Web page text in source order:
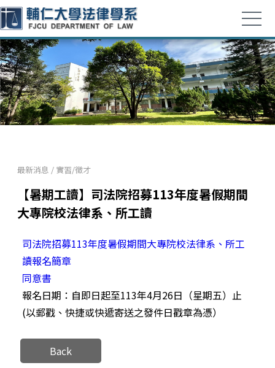
最新消息 / 實習/徵才
【暑期工讀】司法院招募113年度暑假期間
大專院校法律系、所工讀
司法院招募113年度暑假期間大專院校法律系、所工
讀報名簡章
同意書
報名日期：自即日起至113年4月26日（星期五）止
(以郵戳、快捷或快遞寄送之發件日戳章為憑）
Back